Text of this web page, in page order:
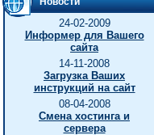
24-02-2009
Информер для Вашего
сайта
14-11-2008
Загрузка Ваших
инструкций на сайт
08-04-2008
Смена хостинга и
сервера